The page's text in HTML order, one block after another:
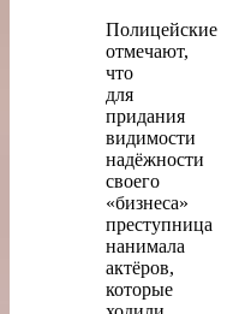
Полицейские
отмечают,
что
для
придания
видимости
надёжности
своего
«бизнеса»
преступница
нанимала
актёров,
которые